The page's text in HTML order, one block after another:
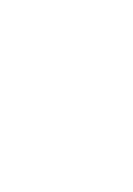
Sie die
mit
Ihrer
oder